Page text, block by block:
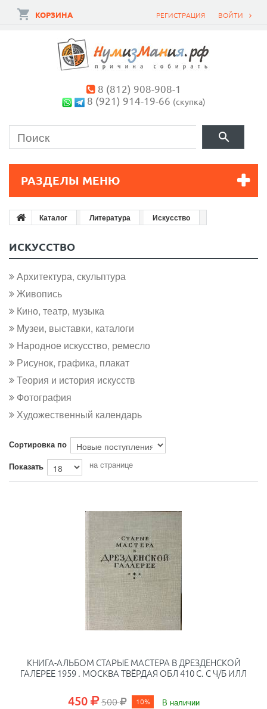
ВОЙТИ
РЕГИСТРАЦИЯ
КОРЗИНА
8 (812) 908-908-1
8 (921) 914-19-66 (скупка)
РАЗДЕЛЫ МЕНЮ
Каталог Литература Искусство
ИСКУССТВО
Архитектура, скульптура
Живопись
Кино, театр, музыка
Музеи, выставки, каталоги
Народное искусство, ремесло
Рисунок, графика, плакат
Теория и история искусств
Фотография
Художественный календарь
Сортировка по
Показать
на странице
КНИГА-АЛЬБОМ СТАРЫЕ МАСТЕРА В ДРЕЗДЕНСКОЙ
ГАЛЕРЕЕ 1959 . МОСКВА ТВЁРДАЯ ОБЛ 410 С. С Ч/Б ИЛЛ
450 500 10% В наличии